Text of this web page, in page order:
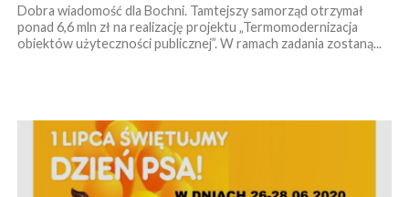
Dobra wiadomość dla Bochni. Tamtejszy samorząd otrzymał
ponad 6,6 mln zł na realizację projektu „Termomodernizacja
obiektów użyteczności publicznej”. W ramach zadania zostaną...